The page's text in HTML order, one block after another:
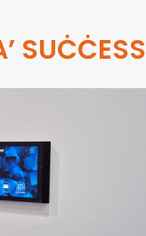
SUĊĊESS